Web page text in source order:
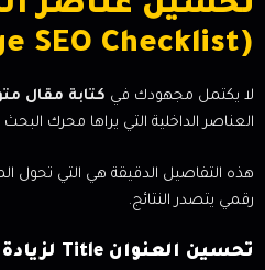
تحسين عناصر
(On-Page SEO Checklist)
لا يكتمل مجهودك في كتابة مقال
العناصر الداخلية التي يراها محرك
هذه التفاصيل الدقيقة هي التي
رقمي يتصدر النتائج.
تحسين العنوان Title لزيادة CTR